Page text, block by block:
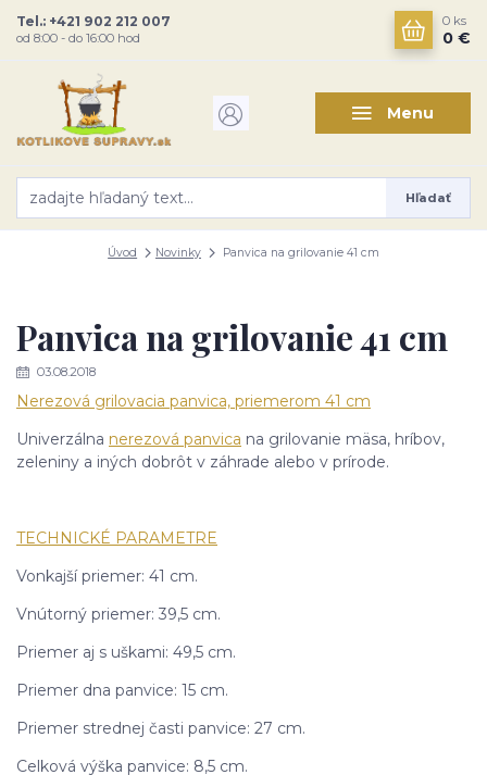
Menu
Hľadať
Tel.: +421 902 212 007
od 8:00 - do 16:00 hod
0 ks
0 €
Úvod Novinky Panvica na grilovanie 41 cm
Panvica na grilovanie 41 cm
03.08.2018
Nerezová grilovacia panvica, priemerom 41 cm
Univerzálna nerezová panvica na grilovanie mäsa, hríbov,
zeleniny a iných dobrôt v záhrade alebo v prírode.
TECHNICKÉ PARAMETRE
Vonkajší priemer: 41 cm.
Vnútorný priemer: 39,5 cm.
Priemer aj s uškami: 49,5 cm.
Priemer dna panvice: 15 cm.
Priemer strednej časti panvice: 27 cm.
Celková výška panvice: 8,5 cm.